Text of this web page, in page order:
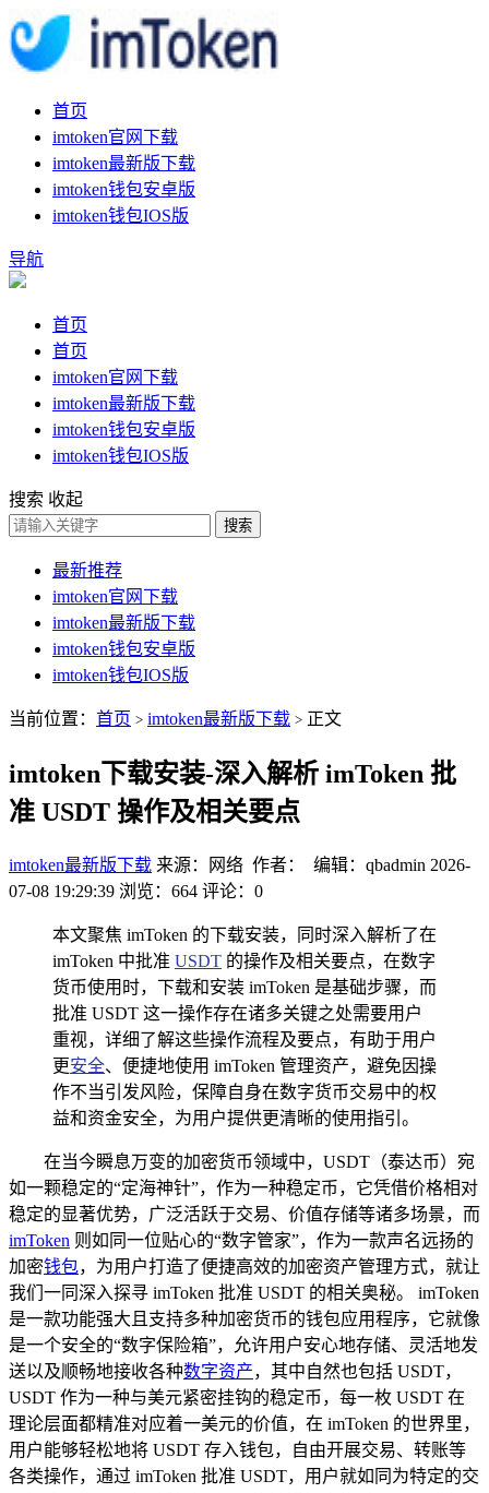
首页
imtoken官网下载
imtoken最新版下载
imtoken钱包安卓版
imtoken钱包IOS版
导航
首页
首页
imtoken官网下载
imtoken最新版下载
imtoken钱包安卓版
imtoken钱包IOS版
搜索 收起
搜索
最新推荐
imtoken官网下载
imtoken最新版下载
imtoken钱包安卓版
imtoken钱包IOS版
当前位置： 首页 > imtoken最新版下载 > 正文
imtoken下载安装-深入解析 imToken 批
准 USDT 操作及相关要点
imtoken最新版下载 来源：网络 作者： 编辑：qbadmin 2026-
07-08 19:29:39 浏览：664 评论：0
本文聚焦 imToken 的下载安装，同时深入解析了在
imToken 中批准 USDT 的操作及相关要点，在数字
货币使用时，下载和安装 imToken 是基础步骤，而
批准 USDT 这一操作存在诸多关键之处需要用户
重视，详细了解这些操作流程及要点，有助于用户
更安全、便捷地使用 imToken 管理资产，避免因操
作不当引发风险，保障自身在数字货币交易中的权
益和资金安全，为用户提供更清晰的使用指引。
在当今瞬息万变的加密货币领域中，USDT（泰达币）宛
如一颗稳定的“定海神针”，作为一种稳定币，它凭借价格相对
稳定的显著优势，广泛活跃于交易、价值存储等诸多场景，而
imToken 则如同一位贴心的“数字管家”，作为一款声名远扬的
加密钱包，为用户打造了便捷高效的加密资产管理方式，就让
我们一同深入探寻 imToken 批准 USDT 的相关奥秘。 imToken
是一款功能强大且支持多种加密货币的钱包应用程序，它就像
是一个安全的“数字保险箱”，允许用户安心地存储、灵活地发
送以及顺畅地接收各种数字资产，其中自然也包括 USDT，
USDT 作为一种与美元紧密挂钩的稳定币，每一枚 USDT 在
理论层面都精准对应着一美元的价值，在 imToken 的世界里，
用户能够轻松地将 USDT 存入钱包，自由开展交易、转账等
各类操作，通过 imToken 批准 USDT，用户就如同为特定的交